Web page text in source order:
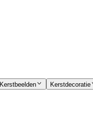
Kerstbeelden Kerstdecoratie